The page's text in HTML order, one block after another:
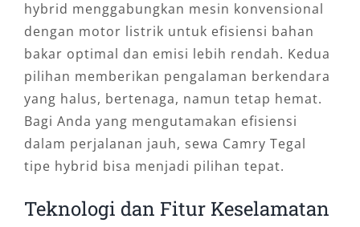
hybrid menggabungkan mesin konvensional
dengan motor listrik untuk efisiensi bahan
bakar optimal dan emisi lebih rendah. Kedua
pilihan memberikan pengalaman berkendara
yang halus, bertenaga, namun tetap hemat.
Bagi Anda yang mengutamakan efisiensi
dalam perjalanan jauh, sewa Camry Tegal
tipe hybrid bisa menjadi pilihan tepat.
Teknologi dan Fitur Keselamatan